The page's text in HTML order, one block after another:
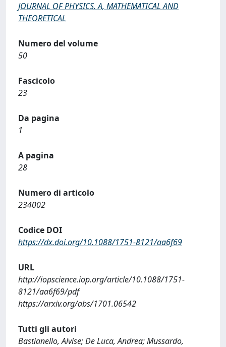
JOURNAL OF PHYSICS. A, MATHEMATICAL AND
THEORETICAL
Numero del volume
50
Fascicolo
23
Da pagina
1
A pagina
28
Numero di articolo
234002
Codice DOI
https://dx.doi.org/10.1088/1751-8121/aa6f69
URL
http://iopscience.iop.org/article/10.1088/1751-
8121/aa6f69/pdf
https://arxiv.org/abs/1701.06542
Tutti gli autori
Bastianello, Alvise; De Luca, Andrea; Mussardo,